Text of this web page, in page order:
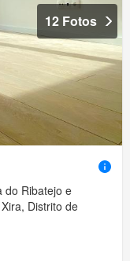
12 Fotos
do Ribatejo e
Distrito de